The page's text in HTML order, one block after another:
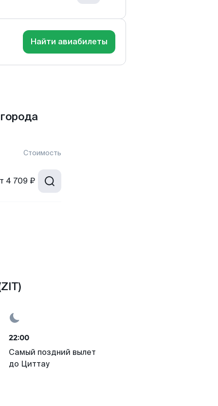
Найти авиабилеты
Стоимость
4 709 ₽
22:00
Самый поздний вылет
до Циттау